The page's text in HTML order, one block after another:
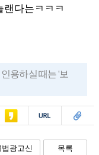
랜다는ㅋㅋㅋ
용하실 때는 '보
카스 복사 스크랩
법광고신
목록